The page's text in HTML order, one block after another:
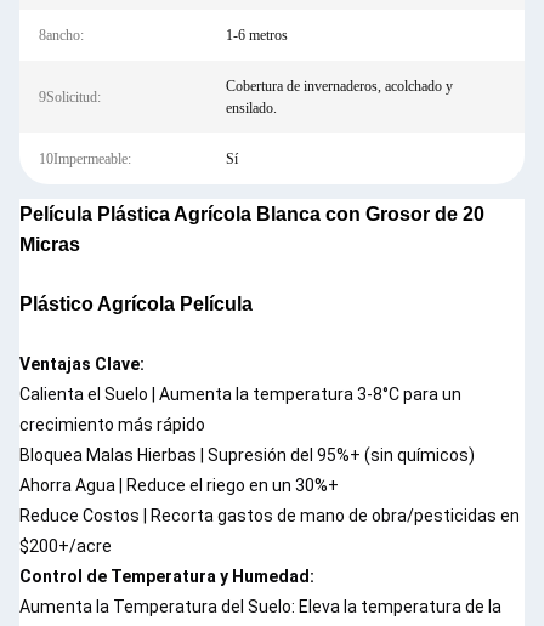
8ancho: 1-6 metros
9Solicitud:
Cobertura de invernaderos, acolchado y
ensilado.
10Impermeable: Sí
Película Plástica Agrícola Blanca con Grosor de 20
Micras
Plástico Agrícola Película
Ventajas Clave:
Calienta el Suelo | Aumenta la temperatura 3-8°C para un
crecimiento más rápido
Bloquea Malas Hierbas | Supresión del 95%+ (sin químicos)
Ahorra Agua | Reduce el riego en un 30%+
Reduce Costos | Recorta gastos de mano de obra/pesticidas en
$200+/acre
Control de Temperatura y Humedad :
Aumenta la Temperatura del Suelo: Eleva la temperatura de la